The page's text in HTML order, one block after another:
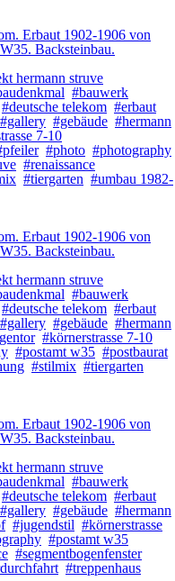
Erbaut 1902-1906 von
Backsteinbau.
hermann struve
#bauwerk
#deutsche telekom #erbaut
#gallery #gebäude #hermann
7-10
#photo #photography
#renaissance
#tiergarten #umbau 1982-
Erbaut 1902-1906 von
Backsteinbau.
hermann struve
#bauwerk
#deutsche telekom #erbaut
#gallery #gebäude #hermann
#körnerstrasse 7-10
#postamt w35 #postbaurat
#stilmix #tiergarten
Erbaut 1902-1906 von
Backsteinbau.
hermann struve
#bauwerk
#deutsche telekom #erbaut
#gallery #gebäude #hermann
#jugendstil #körnerstrasse
#postamt w35
#segmentbogenfenster
#treppenhaus